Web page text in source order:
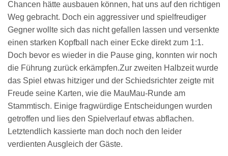
Chancen hätte ausbauen können, hat uns auf den richtigen
Weg gebracht. Doch ein aggressiver und spielfreudiger
Gegner wollte sich das nicht gefallen lassen und versenkte
einen starken Kopfball nach einer Ecke direkt zum 1:1.
Doch bevor es wieder in die Pause ging, konnten wir noch
die Führung zurück erkämpfen.Zur zweiten Halbzeit wurde
das Spiel etwas hitziger und der Schiedsrichter zeigte mit
Freude seine Karten, wie die MauMau-Runde am
Stammtisch. Einige fragwürdige Entscheidungen wurden
getroffen und lies den Spielverlauf etwas abflachen.
Letztendlich kassierte man doch noch den leider
verdienten Ausgleich der Gäste.